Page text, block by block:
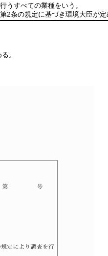
すべての業種をいう。
第2条の規定に基づき環境大臣が定
。